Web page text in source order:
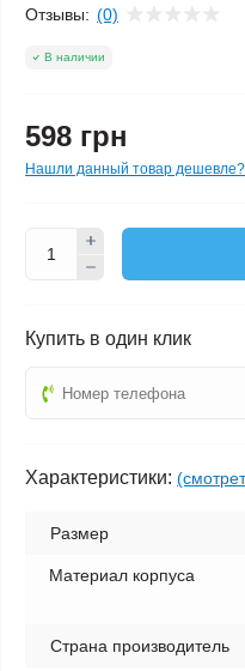
Отзывы: (0)
В наличии
598 грн
Нашли данный товар дешевле?
Купить в один клик
Характеристики:
Размер
Материал корпуса
Страна производитель